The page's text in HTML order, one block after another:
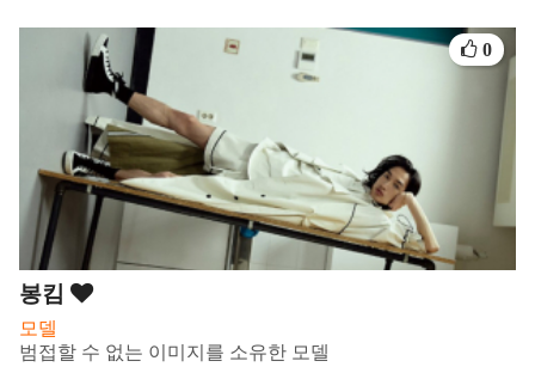
봉킴
모델
범접할 수 없는 이미지를 소유한 모델
0